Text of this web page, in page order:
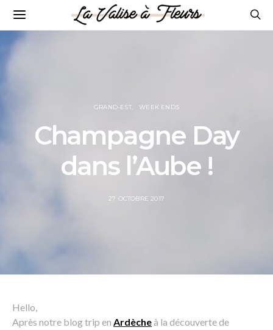
GRAND-EST WEEK ENDS
Champagne Day
dans l’Aube !
POSTED
27 OCTOBRE 2017
Hello,
Après notre blog trip en Ardècheà la découverte de